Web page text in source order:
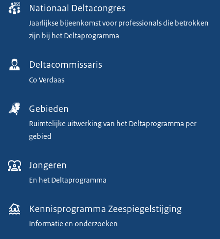
Nationaal Deltacongres
Jaarlijkse bijeenkomst voor professionals die betrokken
zijn bij het Deltaprogramma
Deltacommissaris
Co Verdaas
Gebieden
Ruimtelijke uitwerking van het Deltaprogramma per
gebied
Jongeren
En het Deltaprogramma
Kennisprogramma Zeespiegelstijging
Informatie en onderzoeken